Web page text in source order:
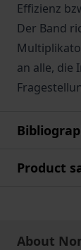
Effizienz
Der Band
an alle, die
Product
About